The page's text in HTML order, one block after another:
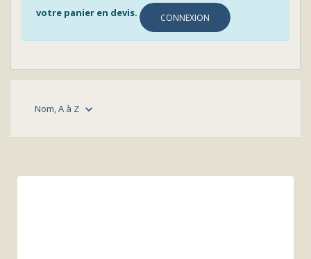
votre panier en devis.
CONNEXION
Nom, A à Z 